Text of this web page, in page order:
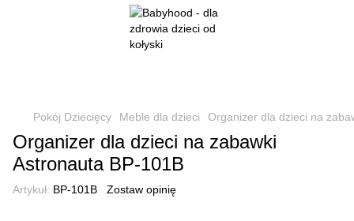
Pokój Dziecięcy Meble dla dzieci Organizer dla dzieci na
Organizer dla dzieci na zabawki
Astronauta BP-101В
Artykuł: BP-101В Zostaw opinię